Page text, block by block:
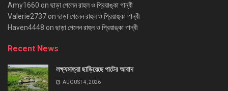
Amy1660 on ছাড়া পেলেন রাহুল ও প্রিয়াঙ্কা গান্ধী
Valerie2737 on ছাড়া পেলেন রাহুল ও প্রিয়াঙ্কা গান্ধী
Haven4448 on ছাড়া পেলেন রাহুল ও প্রিয়াঙ্কা গান্ধী
Recent News
লক্ষ্যমাত্রা ছাড়িয়েছে পাটের আবাদ
AUGUST 4, 2026